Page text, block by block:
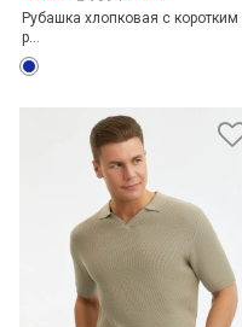
Рубашка хлопковая с коротким
р...